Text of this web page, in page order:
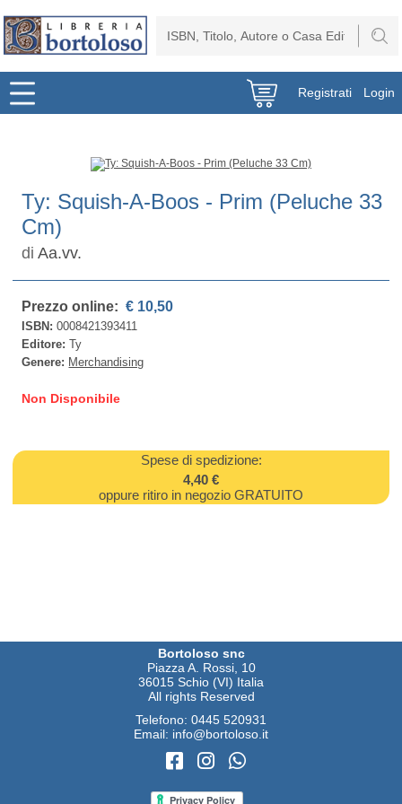
Registrati Login
Ty: Squish-A-Boos - Prim (Peluche 33
Cm)
diAa.vv.
Prezzo online: € 10,50
ISBN:0008421393411
Editore:Ty
Genere: Merchandising
Non Disponibile
Spese di spedizione:
4,40 €
oppure ritiro in negozio GRATUITO
Bortoloso snc
Piazza A. Rossi, 10
36015 Schio (VI) Italia
All rights Reserved
Telefono: 0445 520931
Email: info@bortoloso.it